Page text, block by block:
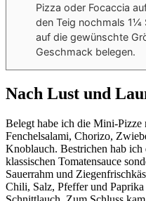
Pizza oder Focaccia
den Teig nochmals 1¼
auf die gewünschte
Geschmack belegen.
Nach Lust und
Belegt habe ich die Mini-Pizze
Fenchelsalami, Chorizo,
Knoblauch. Bestrichen hab
klassischen Tomatensauce
Sauerrahm und
Chili, Salz, Pfeffer und